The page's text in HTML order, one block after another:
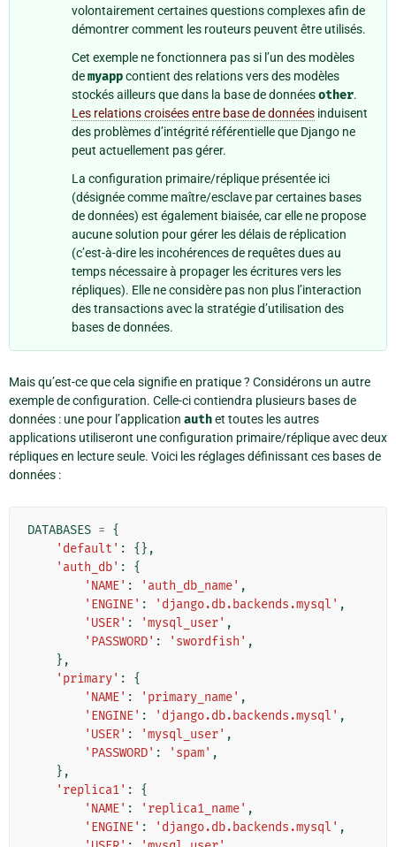
volontairement certaines questions complexes afin de
démontrer comment les routeurs peuvent être utilisés.
Cet exemple ne fonctionnera pas si l’un des modèles
demyappcontient des relations vers des modèles
stockés ailleurs que dans la base de donnéesother.
Les relations croisées entre base de données induisent
des problèmes d’intégrité référentielle que Django ne
peut actuellement pas gérer.
La configuration primaire/réplique présentée ici
(désignée comme maître/esclave par certaines bases
de données) est également biaisée, car elle ne propose
aucune solution pour gérer les délais de réplication
(c’est-à-dire les incohérences de requêtes dues au
temps nécessaire à propager les écritures vers les
répliques). Elle ne considère pas non plus l’interaction
des transactions avec la stratégie d’utilisation des
bases de données.
Mais qu’est-ce que cela signifie en pratique ? Considérons un autre
exemple de configuration. Celle-ci contiendra plusieurs bases de
données : une pour l’application authet toutes les autres
applications utiliseront une configuration primaire/réplique avec deux
répliques en lecture seule. Voici les réglages définissant ces bases de
données :
DATABASES = {
'default' :
{},
'auth_db' :
{
'NAME' : 'auth_db_name' ,
'ENGINE' : 'django.db.backends.mysql' ,
'USER' : 'mysql_user' ,
'PASSWORD' : 'swordfish' ,
},
'primary' :
{
'NAME' : 'primary_name' ,
'ENGINE' : 'django.db.backends.mysql' ,
'USER' : 'mysql_user' ,
'PASSWORD' : 'spam' ,
},
'replica1' :
{
'NAME' : 'replica1_name' ,
'ENGINE' : 'django.db.backends.mysql' ,